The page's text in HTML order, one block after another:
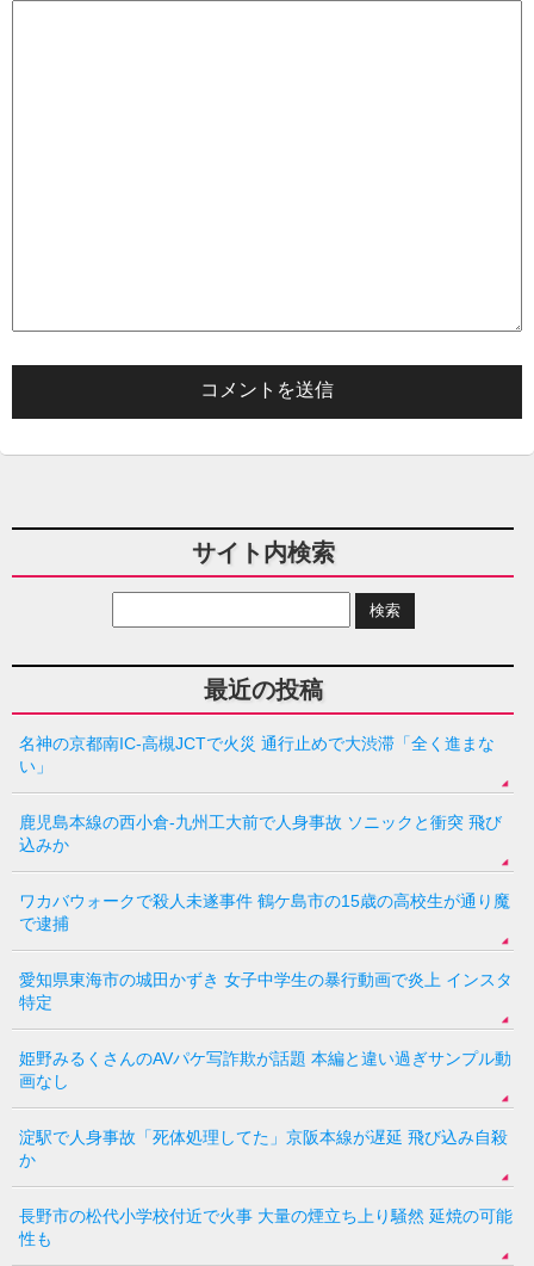
サイト内検索
最近の投稿
名神の京都南IC-高槻JCTで火災 通行止めで大渋滞「全く進まな
い」
鹿児島本線の西小倉-九州工大前で人身事故 ソニックと衝突 飛び
込みか
ワカバウォークで殺人未遂事件 鶴ケ島市の15歳の高校生が通り魔
で逮捕
愛知県東海市の城田かずき 女子中学生の暴行動画で炎上 インスタ
特定
姫野みるくさんのAVパケ写詐欺が話題 本編と違い過ぎサンプル動
画なし
淀駅で人身事故「死体処理してた」京阪本線が遅延 飛び込み自殺
か
長野市の松代小学校付近で火事 大量の煙立ち上り騒然 延焼の可能
性も